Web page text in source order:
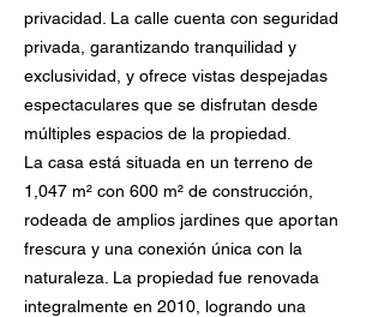
privacidad. La calle cuenta con seguridad
privada, garantizando tranquilidad y
exclusividad, y ofrece vistas despejadas
espectaculares que se disfrutan desde
múltiples espacios de la propiedad.
La casa está situada en un terreno de
1,047 m² con 600 m² de construcción,
rodeada de amplios jardines que aportan
frescura y una conexión única con la
naturaleza. La propiedad fue renovada
integralmente en 2010, logrando una